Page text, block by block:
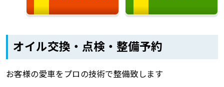
オイル交換・点検・整備予約
お客様の愛車をプロの技術で整備致します